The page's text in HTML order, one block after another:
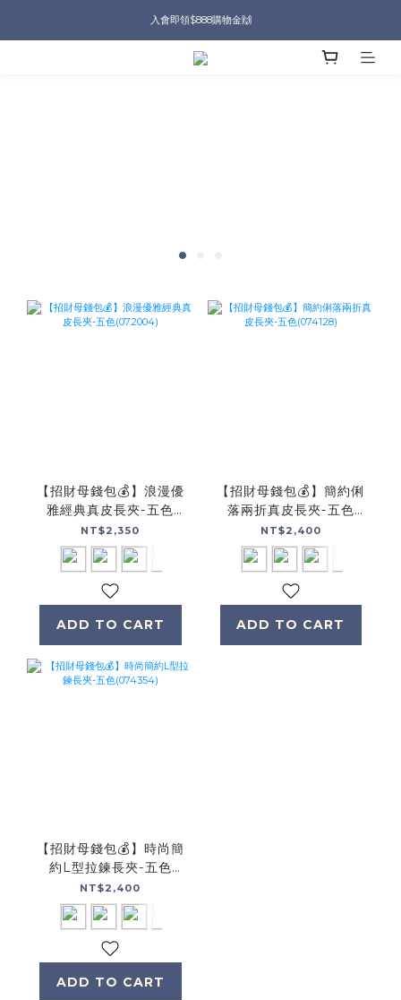
入會即領$888購物金🙌
入會即領$888購物金🙌
送爸好禮🎁$1588起
【招財母錢包💰】浪漫優
雅經典真皮長夾-五色
(072004)
NT$2,350
ADD TO CART
【招財母錢包💰】簡約俐
落兩折真皮長夾-五色
(074128)
NT$2,400
ADD TO CART
【招財母錢包💰】時尚簡
約L型拉鍊長夾-五色
(074354)
NT$2,400
ADD TO CART